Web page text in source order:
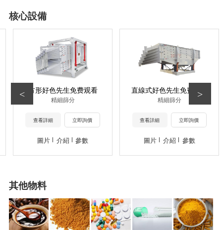
核心設備
方形好色先生免费观看
精細篩分
查看詳細 立即詢價
圖片 介紹 參數
直線式好色先生免费观看
精細篩分
查看詳細 立即詢價
圖片 介紹 參數
>
<
其他物料